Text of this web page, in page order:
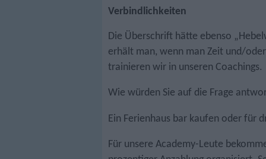
Verbindlichkeiten
Die Überschrift hätte ebenso
erhält man, wenn man Zeit und/
trainieren wir in unseren Coachings.
Wie würden Sie auf die Frage
Ein Ferienhaus bar kaufen oder für
Für unsere Academy-Leute